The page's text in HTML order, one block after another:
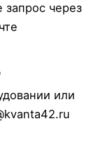
запрос через
или